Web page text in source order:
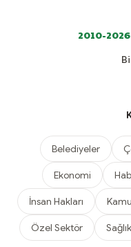
2010-2026
Belediyeler
Ekonomi
İnsan Hakları
Özel Sektör Sağlık